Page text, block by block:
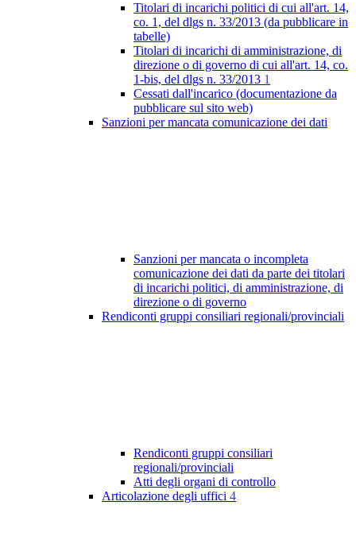
Titolari di incarichi politici di cui all'art. 14,
co. 1, del dlgs n. 33/2013 (da pubblicare in
tabelle)
Titolari di incarichi di amministrazione, di
direzione o di governo di cui all'art. 14, co.
1-bis, del dlgs n. 33/2013 1
Cessati dall'incarico (documentazione da
pubblicare sul sito web)
Sanzioni per mancata comunicazione dei dati
Sanzioni per mancata o incompleta
comunicazione dei dati da parte dei titolari
di incarichi politici, di amministrazione, di
direzione o di governo
Rendiconti gruppi consiliari regionali/provinciali
Rendiconti gruppi consiliari
regionali/provinciali
Atti degli organi di controllo
Articolazione degli uffici 4